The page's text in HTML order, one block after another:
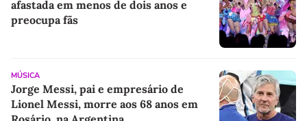
afastada em menos de dois anos e
preocupa fãs
MÚSICA
Jorge Messi, pai e empresário de
Lionel Messi, morre aos 68 anos em